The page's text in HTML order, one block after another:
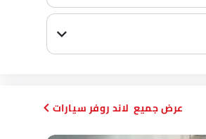
لاند روفر سيارات